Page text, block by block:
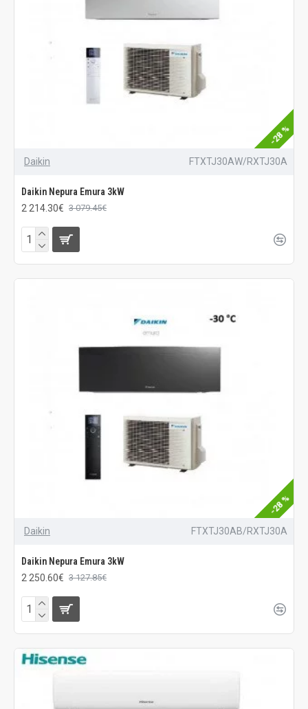
-28 %
Daikin FTXTJ30AW/RXTJ30A
Daikin Nepura Emura 3kW
2 214.30€ 3 079.45€
-28 %
Daikin FTXTJ30AB/RXTJ30A
Daikin Nepura Emura 3kW
2 250.60€ 3 127.85€